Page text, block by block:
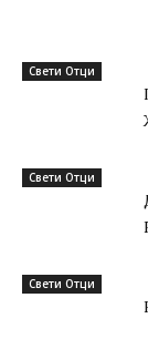
Свети Отци
Свети Отци
Свети Отци